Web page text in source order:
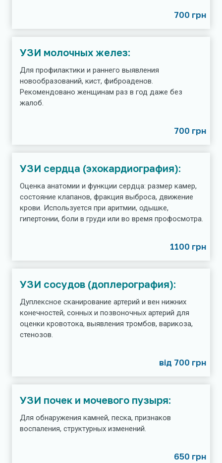
700 грн
УЗИ молочных желез:
Для профилактики и раннего выявления
новообразований, кист, фиброаденов.
Рекомендовано женщинам раз в год даже без
жалоб.
700 грн
УЗИ сердца (эхокардиография):
Оценка анатомии и функции сердца: размер камер,
состояние клапанов, фракция выброса, движение
крови. Используется при аритмии, одышке,
гипертонии, боли в груди или во время профосмотра.
1100 грн
УЗИ сосудов (доплерография):
Дуплексное сканирование артерий и вен нижних
конечностей, сонных и позвоночных артерий для
оценки кровотока, выявления тромбов, варикоза,
стенозов.
від 700 грн
УЗИ почек и мочевого пузыря:
Для обнаружения камней, песка, признаков
воспаления, структурных изменений.
650 грн